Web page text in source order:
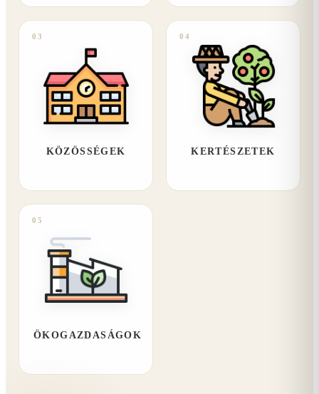
03
KÖZÖSSÉGEK
04
KERTÉSZETEK
05
ÖKOGAZDASÁGOK